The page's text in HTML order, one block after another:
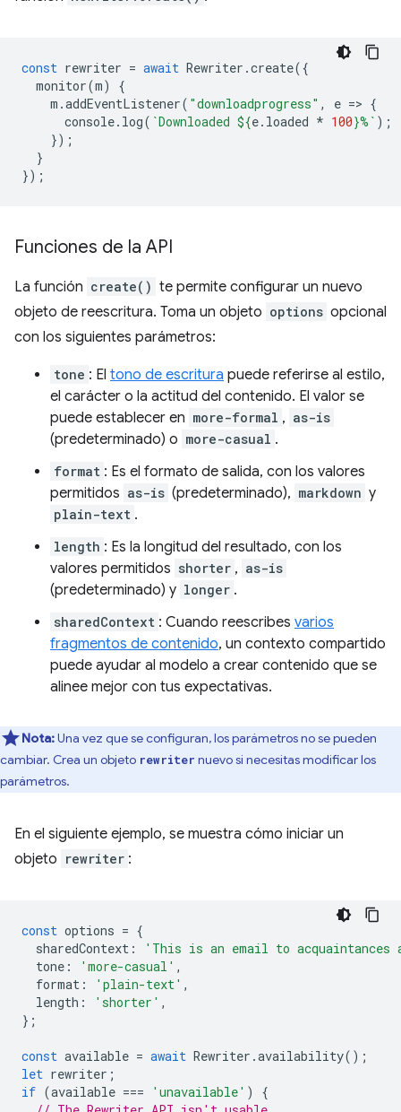
const rewriter = await Rewriter .create({
monitor(m)
{
m .addEventListener( "downloadprogress" , e => {
console. log( `Downloaded ${e. loaded * 100}%` );
});
}
});
Funciones de la API
La función create() te permite configurar un nuevo
objeto de reescritura. Toma un objeto options opcional
con los siguientes parámetros:
tone : El tono de escritura puede referirse al estilo,
el carácter o la actitud del contenido. El valor se
puede establecer en more-formal , as-is
(predeterminado) o more-casual .
format : Es el formato de salida, con los valores
permitidos as-is (predeterminado), markdown y
plain-text .
length : Es la longitud del resultado, con los
valores permitidos shorter , as-is
(predeterminado) y longer .
sharedContext : Cuando reescribes varios
fragmentos de contenido, un contexto compartido
puede ayudar al modelo a crear contenido que se
alinee mejor con tus expectativas.
Nota:Una vez que se configuran, los parámetros no se pueden
cambiar. Crea un objeto rewriter nuevo si necesitas modificar los
parámetros.
En el siguiente ejemplo, se muestra cómo iniciar un
objeto rewriter :
const options = {
sharedContext :
'This is an email to acquaintances
tone : 'more-casual' ,
format : 'plain-text' ,
length : 'shorter' ,
};
const available = await Rewriter .availability();
let rewriter ;
if (available === 'unavailable' )
{